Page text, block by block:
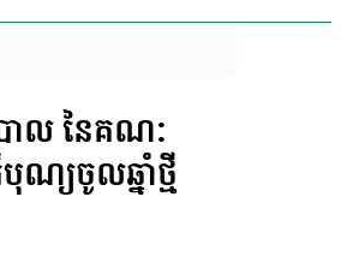
ាល នៃគណៈ
ណ្យ​ចូលឆ្នាំ​ថ្មី​